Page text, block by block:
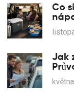
Co
Jak